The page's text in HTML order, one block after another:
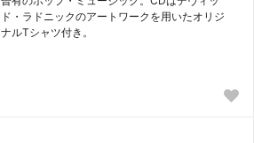
ド・ラドニックのアートワークを用いたオリジ
ナルTシャツ付き。